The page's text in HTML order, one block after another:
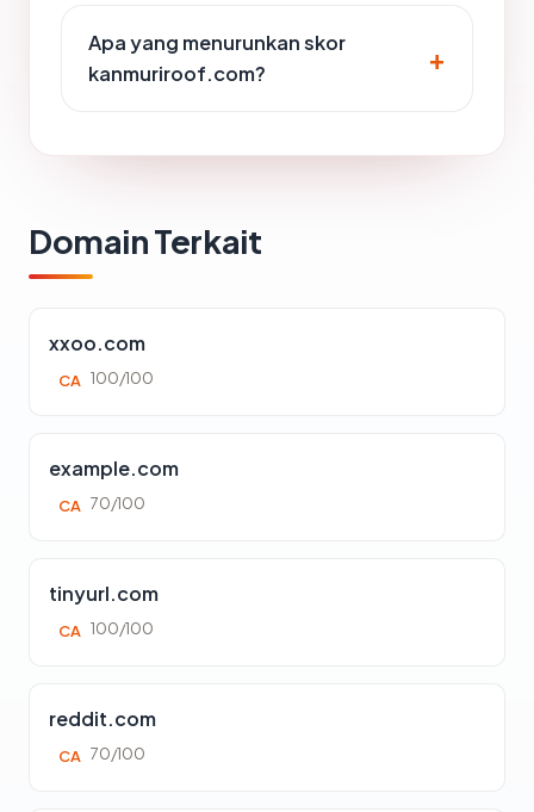
Apa yang menurunkan skor
kanmuriroof.com?
Domain Terkait
xxoo.com
CA 100/100
example.com
CA 70/100
tinyurl.com
CA 100/100
reddit.com
CA 70/100